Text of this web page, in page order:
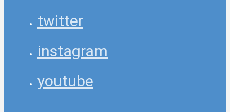
twitter
instagram
youtube